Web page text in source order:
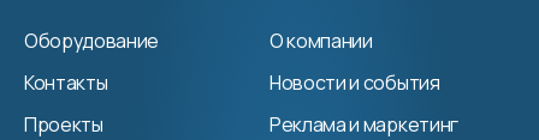
Оборудование
Контакты
Проекты
О компании
Новости и события
Реклама и маркетинг